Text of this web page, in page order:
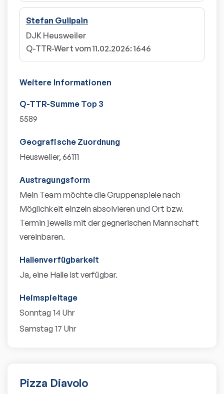
Stefan Guilpain
DJK Heusweiler
Q-TTR-Wert vom 11.02.2026: 1646
Weitere Informationen
Q-TTR-Summe Top 3
5589
Geografische Zuordnung
Heusweiler, 66111
Austragungsform
Mein Team möchte die Gruppenspiele nach
Möglichkeit einzeln absolvieren und Ort bzw.
Termin jeweils mit der gegnerischen Mannschaft
vereinbaren.
Hallenverfügbarkeit
Ja, eine Halle ist verfügbar.
Heimspieltage
Sonntag 14 Uhr
Samstag 17 Uhr
Pizza Diavolo